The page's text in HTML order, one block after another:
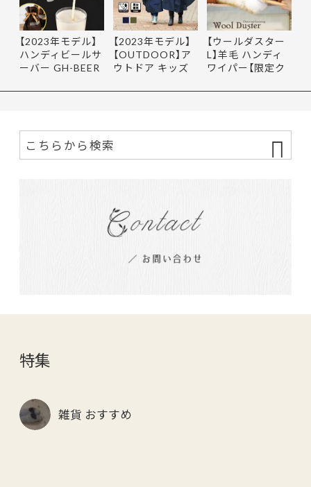
【2023年モデル】
ハンディビールサ
ーバー GH-BEER
【2023年モデル】
【OUTDOOR】ア
ウトドア キッズ
【ウールダスター
L】羊毛 ハンディ
ワイパー【限定ク
特集
雑貨 おすすめ